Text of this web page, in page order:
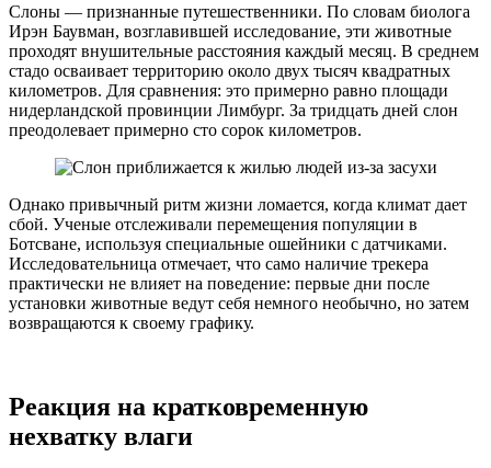
Слоны — признанные путешественники. По словам биолога
Ирэн Баувман, возглавившей исследование, эти животные
проходят внушительные расстояния каждый месяц. В среднем
стадо осваивает территорию около двух тысяч квадратных
километров. Для сравнения: это примерно равно площади
нидерландской провинции Лимбург. За тридцать дней слон
преодолевает примерно сто сорок километров.
Однако привычный ритм жизни ломается, когда климат дает
сбой. Ученые отслеживали перемещения популяции в
Ботсване, используя специальные ошейники с датчиками.
Исследовательница отмечает, что само наличие трекера
практически не влияет на поведение: первые дни после
установки животные ведут себя немного необычно, но затем
возвращаются к своему графику.
Реакция на кратковременную
нехватку влаги